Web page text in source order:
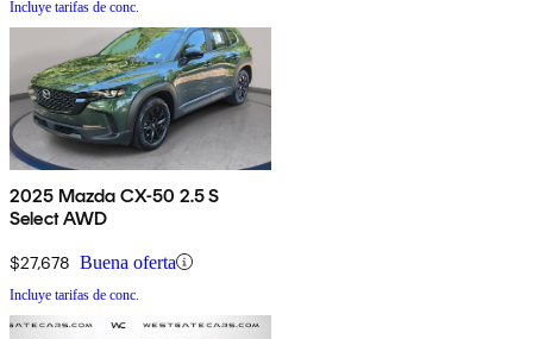
Incluye tarifas de conc.
2025 Mazda CX-50 2.5 S
Select AWD
$27,678 Buena oferta
Incluye tarifas de conc.